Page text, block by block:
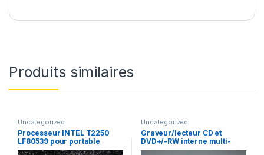
Produits similaires
Uncategorized
Processeur INTEL T2250
LF80539 pour portable
Uncategorized
Graveur/lecteur CD et
DVD+/-RW interne multi-
recorder portable SN-S082